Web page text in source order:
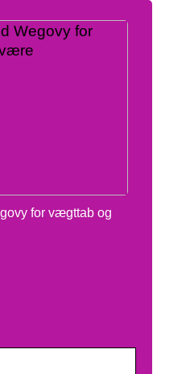
for vægttab og